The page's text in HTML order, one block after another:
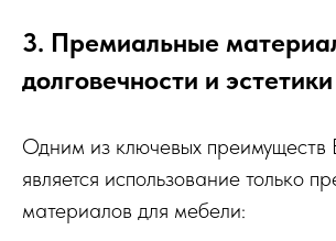
3. Премиальные
долговечности и эстетики
Одним из ключевых преимуществ
является использование только
материалов для мебели: